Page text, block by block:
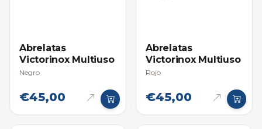
Abrelatas
Victorinox Multiuso
Negro
€45,00
Abrelatas
Victorinox Multiuso
Rojo
€45,00